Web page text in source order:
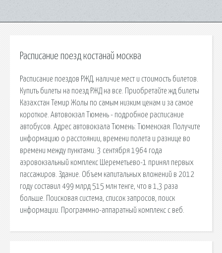
Расписание поезд костанай москва
Расписание поездов РЖД, наличие мест и стоимость билетов.
Купить билеты на поезд РЖД на все. Приобретайте жд билеты
Казахстан Темир Жолы по самым низким ценам и за самое
короткое. Автовокзал Тюмень - подробное расписание
автобусов. Адрес автовокзала Тюмень: Тюменская. Получите
информацию о расстоянии, времени полета и разнице во
времени между пунктами. 3 сентября 1964 года
аэровокзальный комплекс Шереметьево-1 принял первых
пассажиров. Здание. Объем капитальных вложений в 2012
году составил 499 млрд 515 млн тенге, что в 1,3 раза
больше. Поисковая сиcтема, список запросов, поиск
информации. Программно-аппаратный комплекс с веб.